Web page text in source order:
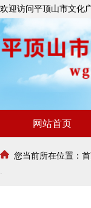
欢迎访问平顶山市文化
网站首页
您当前所在位置：